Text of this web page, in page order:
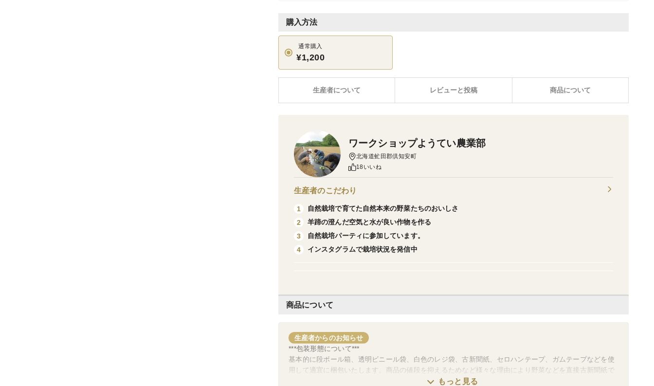
購入方法
通常購入
¥1,200
レビューと投稿 商品について
生産者について
商品について
生産者からのお知らせ
***包装形態について***
基本的に段ボール箱、透明ビニール袋、白色のレジ袋、古新聞紙、セロハンテープ、ガムテープなどを使
用して適宜に梱包いたします。商品の値段を抑えるためなど様々な理由により野菜などを直接古新聞紙で
包みますので、抵抗のある方のご購入はお控えください。
もっと見る
ワークショップようてい農業部
北海道虻田郡倶知安町
18いいね
生産者のこだわり
1
自然栽培で育てた自然本来の野菜たちのおいしさ
2
羊蹄の澄んだ空気と水が良い作物を作る
3
自然栽培パーティに参加しています。
4
インスタグラムで栽培状況を発信中